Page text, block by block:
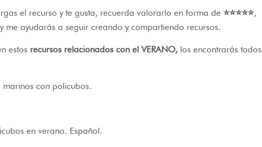
el recurso y te gusta, recuerda valorarlo en forma de ⭐⭐⭐⭐⭐,
me ayudarás a seguir creando y compartiendo recursos.
estos recursos relacionados con el VERANO, los encontrarás todos
con policubos.
en verano. Español.